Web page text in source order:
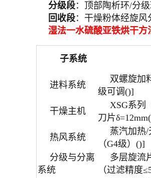
分级段：顶部陶析环/分
回收段：干燥粉体经旋风
湿法一水硫酸亚铁烘干
子系统
进料系统
双螺旋加
级可调()]
干燥主机
XSG系列
刀片
热风系统
蒸汽加热
（G4级）()]
分级与分离
系统
多层旋流
（过滤精度